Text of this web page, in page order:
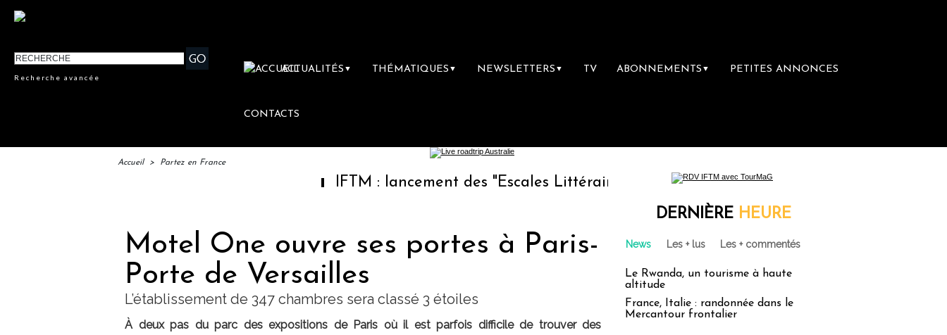
Recherche avancée
ACTUALITÉS ▼ THÉMATIQUES ▼ NEWSLETTERS ▼ TV ABONNEMENTS ▼ PETITES ANNONCES
CONTACTS
Accueil > Partez en France
IFTM : lancement des "Escales Littéraires", la première librairie du voyage
Motel One ouvre ses portes à Paris-
Porte de Versailles
L’établissement de 347 chambres sera classé 3 étoiles
À deux pas du parc des expositions de Paris où il est parfois difficile de trouver des
DERNIÈRE HEURE
News Les + lus Les + commentés
Le Rwanda, un tourisme à haute
altitude
France, Italie : randonnée dans le
Mercantour frontalier